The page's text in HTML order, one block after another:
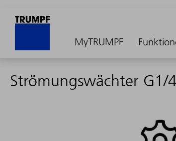
MyTRUMPF
Strömungswächter